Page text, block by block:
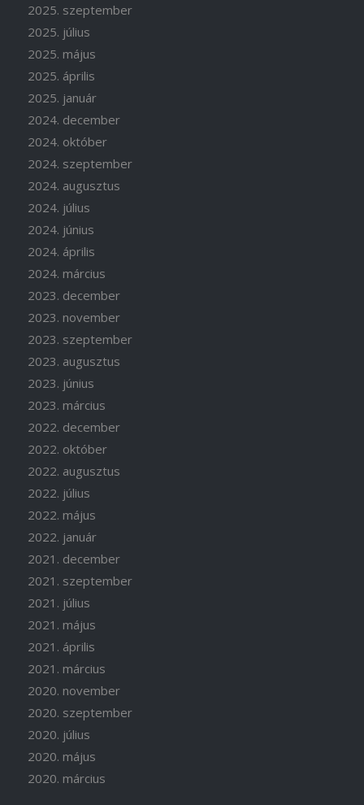
2025. szeptember
2025. július
2025. május
2025. április
2025. január
2024. december
2024. október
2024. szeptember
2024. augusztus
2024. július
2024. június
2024. április
2024. március
2023. december
2023. november
2023. szeptember
2023. augusztus
2023. június
2023. március
2022. december
2022. október
2022. augusztus
2022. július
2022. május
2022. január
2021. december
2021. szeptember
2021. július
2021. május
2021. április
2021. március
2020. november
2020. szeptember
2020. július
2020. május
2020. március